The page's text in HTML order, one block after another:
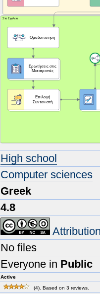
High school
Computer sciences
Greek
4.8
No files
Everyone in Public
Active
(4). Based on 3 reviews.